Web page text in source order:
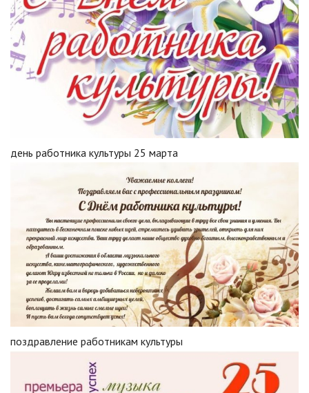
день работника культуры 25 марта
поздравление работникам культуры